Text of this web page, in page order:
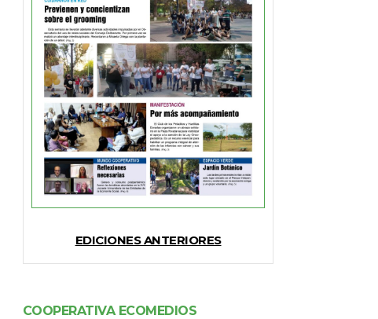
EDICIONES ANTERIORES
COOPERATIVA ECOMEDIOS